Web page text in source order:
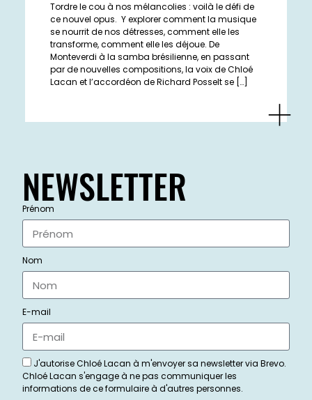
Tordre le cou à nos mélancolies : voilà le défi de
ce nouvel opus. Y explorer comment la musique
se nourrit de nos détresses, comment elle les
transforme, comment elle les déjoue. De
Monteverdi à la samba brésilienne, en passant
par de nouvelles compositions, la voix de Chloé
Lacan et l’accordéon de Richard Posselt se […]
NEWSLETTER
Prénom
Nom
E-mail
J'autorise Chloé Lacan à m'envoyer sa newsletter via Brevo.
Chloé Lacan s'engage à ne pas communiquer les
informations de ce formulaire à d'autres personnes.